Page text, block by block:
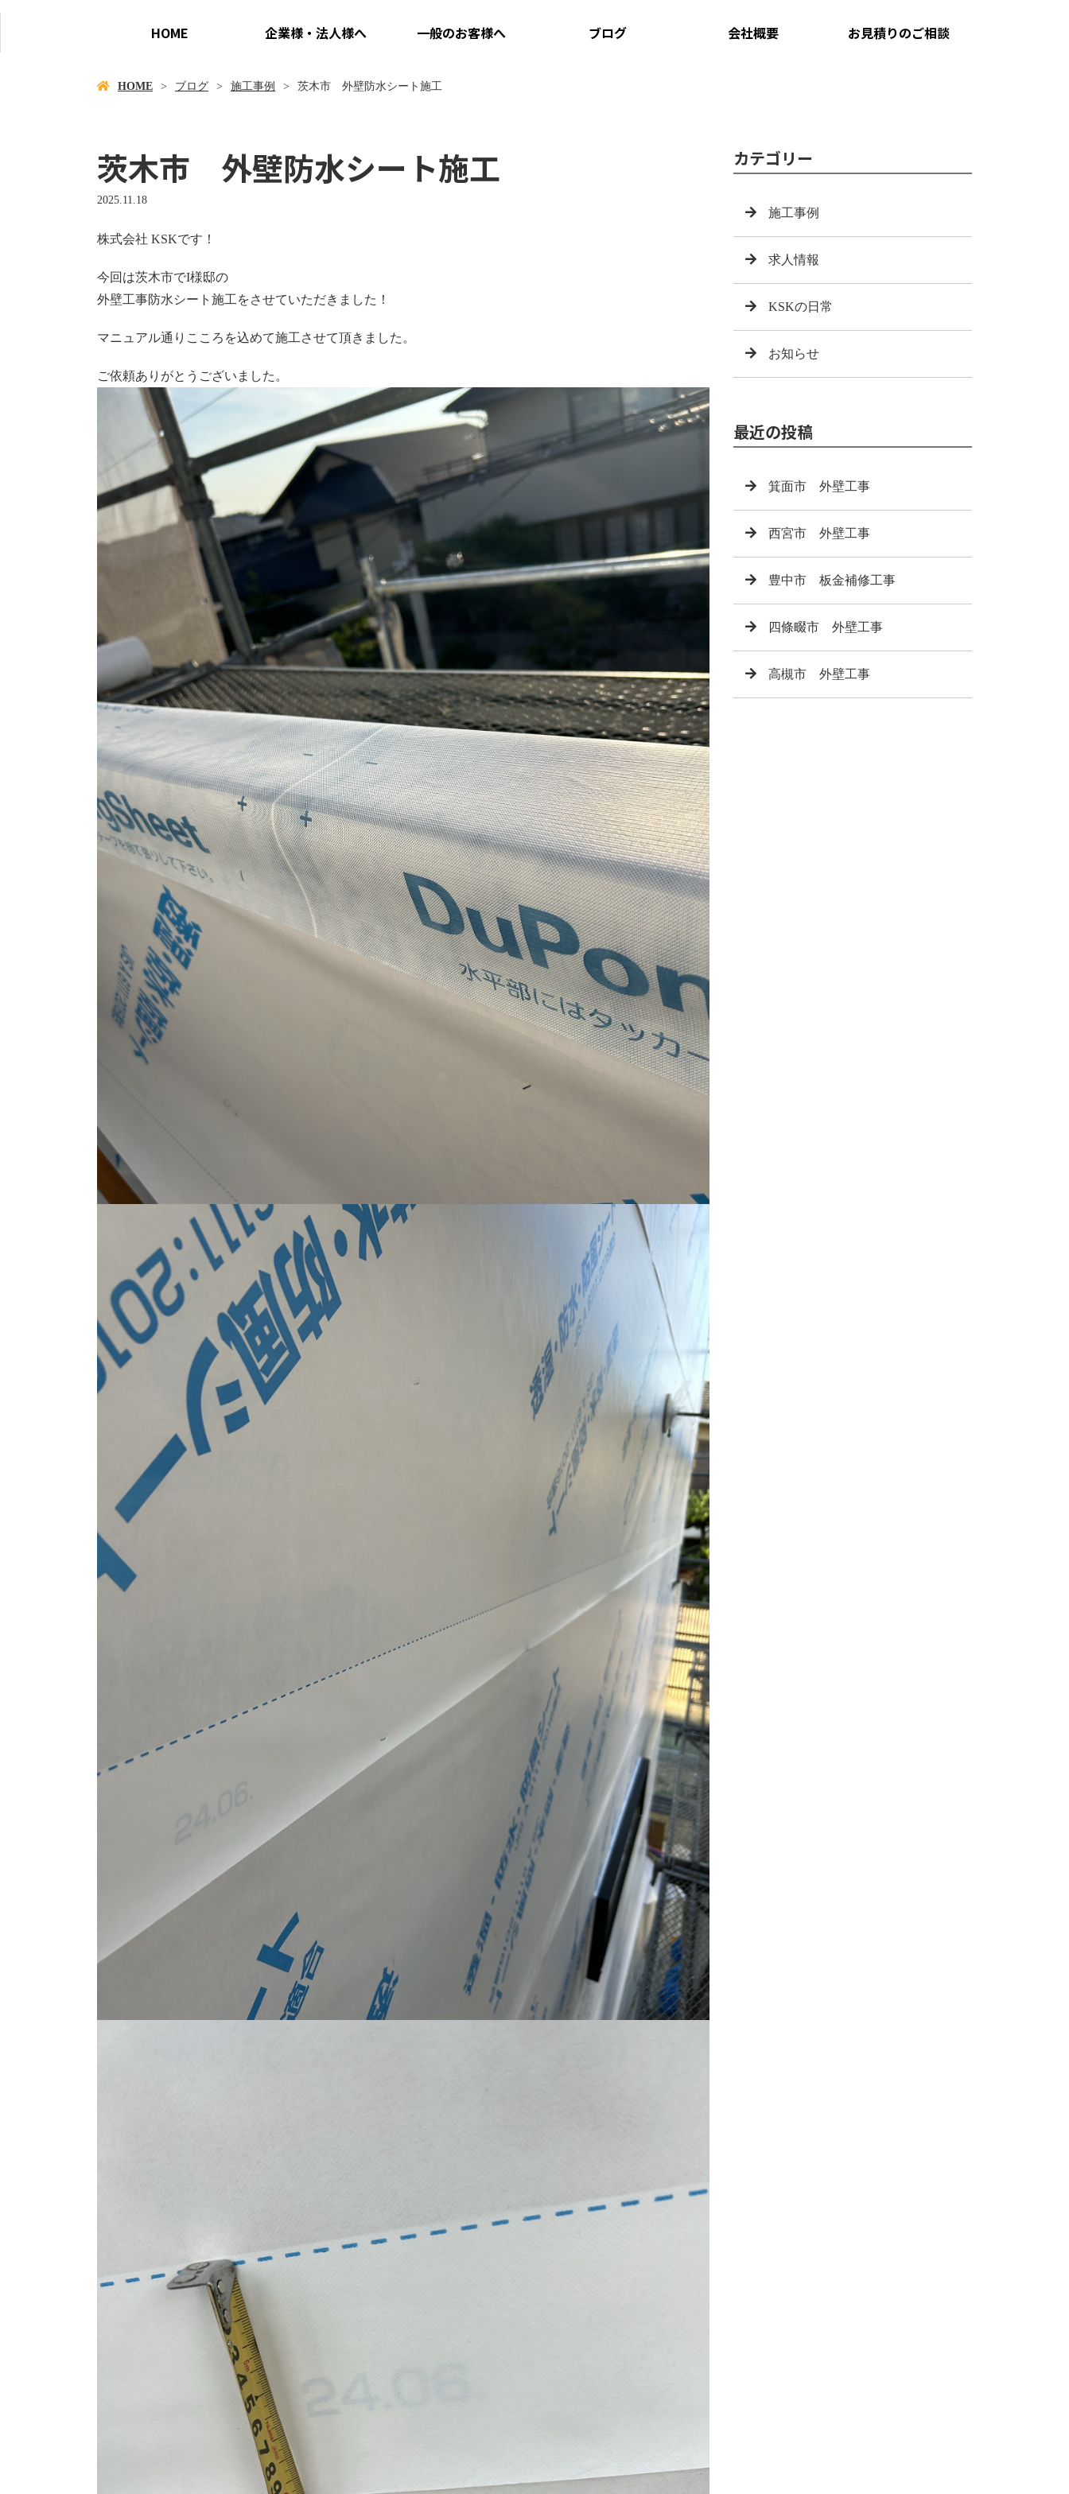
HOME 企業様・法人様へ 一般のお客様へ ブログ 会社概要 お見積りのご相談
HOME ブログ 施工事例 茨木市 外壁防水シート施工
茨木市 外壁防水シート施工
2025.11.18
株式会社 KSKです！
今回は茨木市でI様邸の
外壁工事防水シート施工をさせていただきました！
マニュアル通りこころを込めて施工させて頂きました。
ご依頼ありがとうございました。
カテゴリー
施工事例
求人情報
KSKの日常
お知らせ
最近の投稿
箕面市 外壁工事
西宮市 外壁工事
豊中市 板金補修工事
四條畷市 外壁工事
高槻市 外壁工事